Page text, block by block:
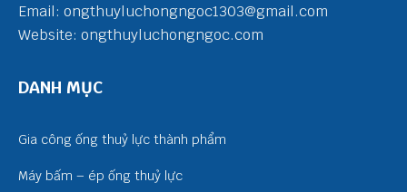
Email: ongthuyluchongngoc1303@gmail.com
Website: ongthuyluchongngoc.com
DANH MỤC
Gia công ống thuỷ lực thành phẩm
Máy bấm – ép ống thuỷ lực